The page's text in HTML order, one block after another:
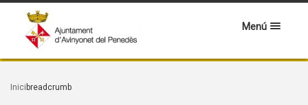
Menú
Inici breadcrumb